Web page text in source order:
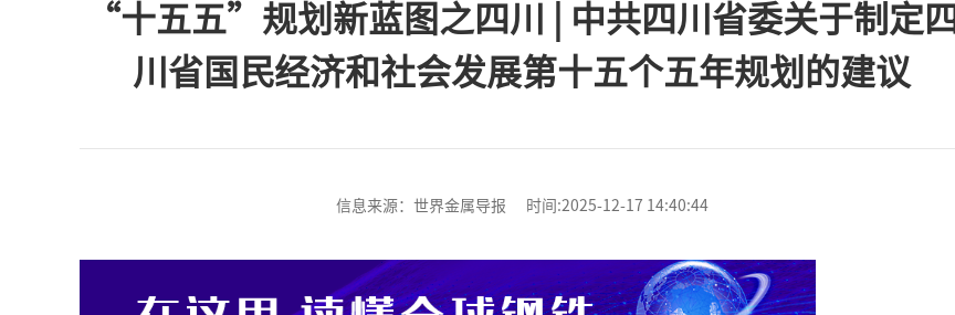
“十五五”规划新蓝图之四川 | 中共四川省委关于制定四
川省国民经济和社会发展第十五个五年规划的建议
信息来源：世界金属导报 时间:2025-12-17 14:40:44